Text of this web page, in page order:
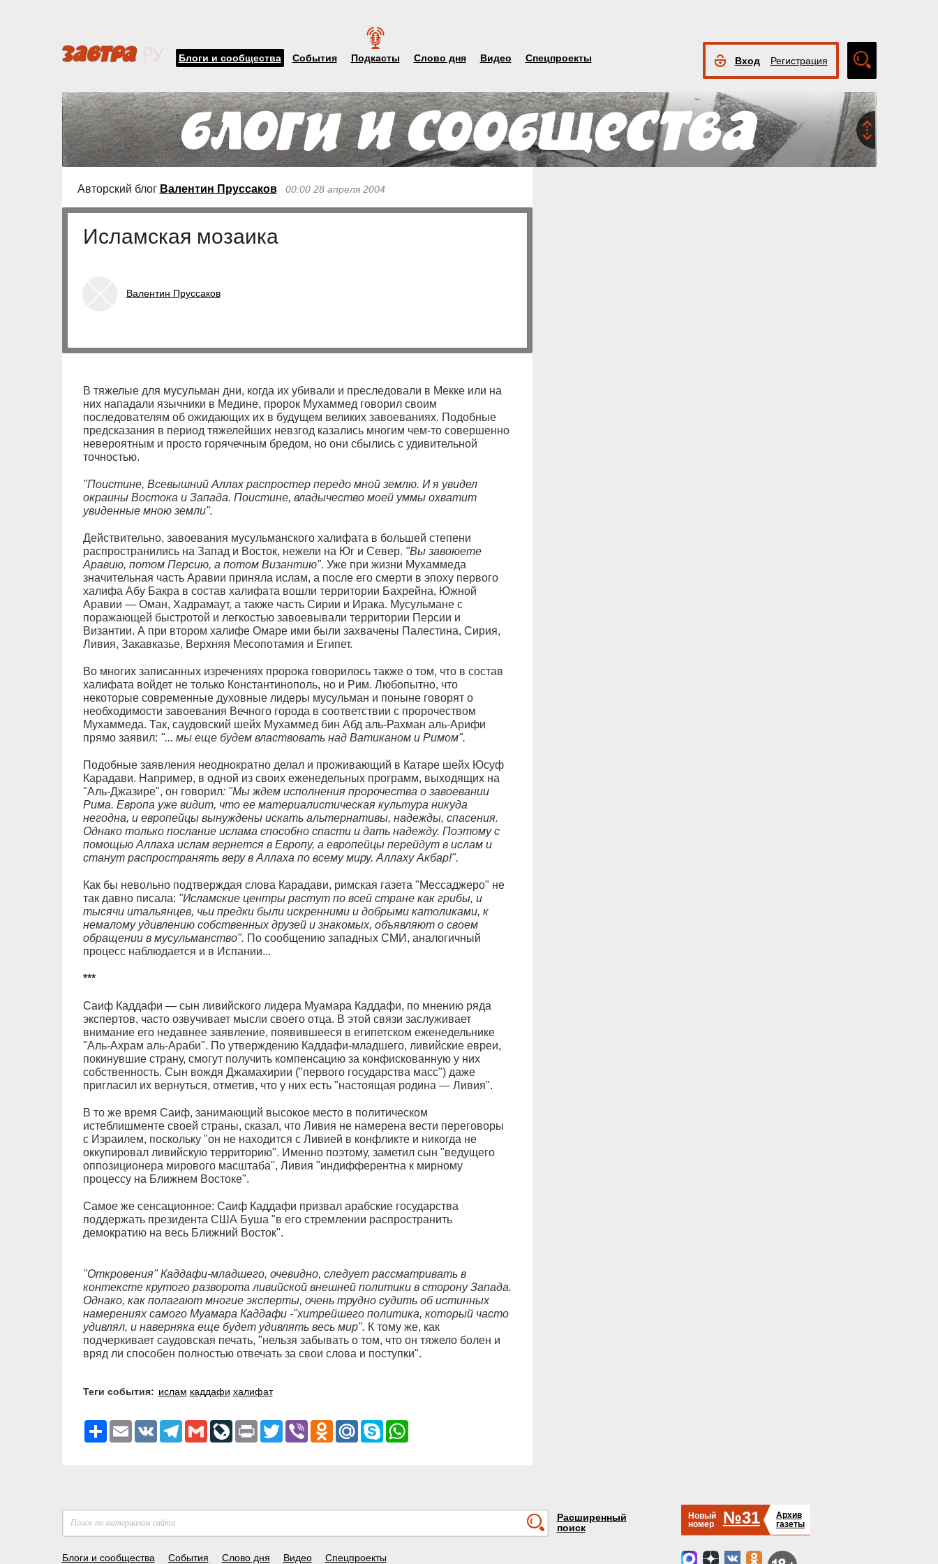
Блоги и сообщества События Подкасты Слово дня Видео Спецпроекты Вход Регистрация
Авторский блог Валентин Пруссаков 00:00 28 апреля 2004
Исламская мозаика
Валентин Пруссаков
В тяжелые для мусульман дни, когда их убивали и преследовали в Мекке или на
них нападали язычники в Медине, пророк Мухаммед говорил своим
последователям об ожидающих их в будущем великих завоеваниях. Подобные
предсказания в период тяжелейших невзгод казались многим чем-то совершенно
невероятным и просто горячечным бредом, но они сбылись с удивительной
точностью.
"Поистине, Всевышний Аллах распростер передо мной землю. И я увидел
окраины Востока и Запада. Поистине, владычество моей уммы охватит
увиденные мною земли".
Действительно, завоевания мусульманского халифата в большей степени
распространились на Запад и Восток, нежели на Юг и Север. "Вы завоюете
Аравию, потом Персию, а потом Византию". Уже при жизни Мухаммеда
значительная часть Аравии приняла ислам, а после его смерти в эпоху первого
халифа Абу Бакра в состав халифата вошли территории Бахрейна, Южной
Аравии — Оман, Хадрамаут, а также часть Сирии и Ирака. Мусульмане с
поражающей быстротой и легкостью завоевывали территории Персии и
Византии. А при втором халифе Омаре ими были захвачены Палестина, Сирия,
Ливия, Закавказье, Верхняя Месопотамия и Египет.
Во многих записанных изречениях пророка говорилось также о том, что в состав
халифата войдет не только Константинополь, но и Рим. Любопытно, что
некоторые современные духовные лидеры мусульман и поныне говорят о
необходимости завоевания Вечного города в соответствии с пророчеством
Мухаммеда. Так, саудовский шейх Мухаммед бин Абд аль-Рахман аль-Арифи
прямо заявил: "... мы еще будем властвовать над Ватиканом и Римом".
Подобные заявления неоднократно делал и проживающий в Катаре шейх Юсуф
Карадави. Например, в одной из своих еженедельных программ, выходящих на
"Аль-Джазире", он говорил: "Мы ждем исполнения пророчества о завоевании
Рима. Европа уже видит, что ее материалистическая культура никуда
негодна, и европейцы вынуждены искать альтернативы, надежды, спасения.
Однако только послание ислама способно спасти и дать надежду. Поэтому с
помощью Аллаха ислам вернется в Европу, а европейцы перейдут в ислам и
станут распространять веру в Аллаха по всему миру. Аллаху Акбар!".
Как бы невольно подтверждая слова Карадави, римская газета "Мессаджеро" не
так давно писала: "Исламские центры растут по всей стране как грибы, и
тысячи итальянцев, чьи предки были искренними и добрыми католиками, к
немалому удивлению собственных друзей и знакомых, объявляют о своем
обращении в мусульманство". По сообщению западных СМИ, аналогичный
процесс наблюдается и в Испании...
***
Саиф Каддафи — сын ливийского лидера Муамара Каддафи, по мнению ряда
экспертов, часто озвучивает мысли своего отца. В этой связи заслуживает
внимание его недавнее заявление, появившееся в египетском еженедельнике
"Аль-Ахрам аль-Араби". По утверждению Каддафи-младшего, ливийские евреи,
покинувшие страну, смогут получить компенсацию за конфискованную у них
собственность. Сын вождя Джамахирии ("первого государства масс") даже
пригласил их вернуться, отметив, что у них есть "настоящая родина — Ливия".
В то же время Саиф, занимающий высокое место в политическом
истеблишменте своей страны, сказал, что Ливия не намерена вести переговоры
с Израилем, поскольку "он не находится с Ливией в конфликте и никогда не
оккупировал ливийскую территорию". Именно поэтому, заметил сын "ведущего
оппозиционера мирового масштаба", Ливия "индифферентна к мирному
процессу на Ближнем Востоке".
Самое же сенсационное: Саиф Каддафи призвал арабские государства
поддержать президента США Буша "в его стремлении распространить
демократию на весь Ближний Восток".
"Откровения" Каддафи-младшего, очевидно, следует рассматривать в
контексте крутого разворота ливийской внешней политики в сторону Запада.
Однако, как полагают многие эксперты, очень трудно судить об истинных
намерениях самого Муамара Каддафи -"хитрейшего политика, который часто
удивлял, и наверняка еще будет удивлять весь мир". К тому же, как
подчеркивает саудовская печать, "нельзя забывать о том, что он тяжело болен и
вряд ли способен полностью отвечать за свои слова и поступки".
Теги события: ислам каддафи халифат
РесурсEmail VK Telegram
GmailLiveJournal
Print TwitterViber Odnoklassniki
Mail.RuSkypeWhatsApp
Расширенный
поиск
Блоги и сообщества События Слово дня Видео Спецпроекты
Новый
номер
№31
Архив
газеты